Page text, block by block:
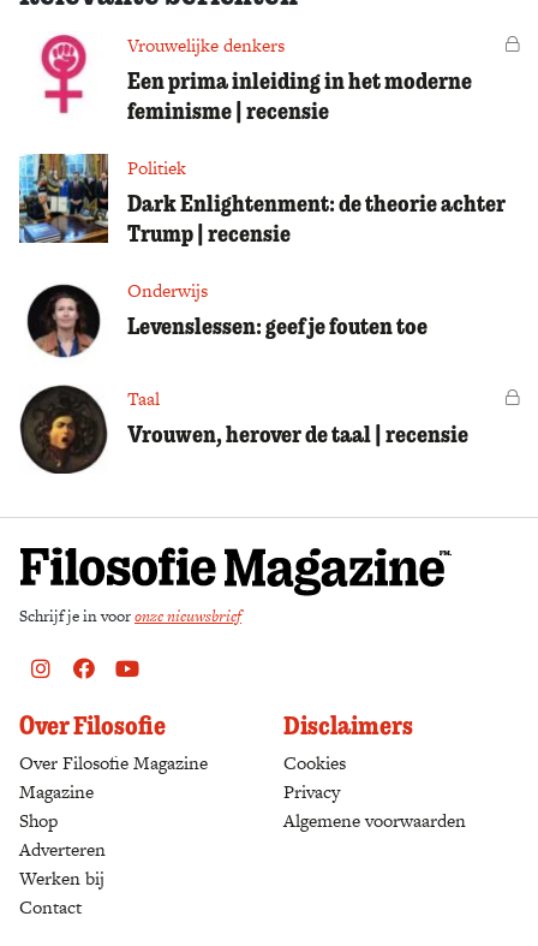
Vrouwelijke denkers
Een prima inleiding in het moderne
feminisme | recensie
Politiek
Dark Enlightenment: de theorie achter
Trump | recensie
Onderwijs
Levenslessen: geef je fouten toe
Taal
Vrouwen, herover de taal | recensie
Schrijf je in vooronze nieuwsbrief
Instagram
FacebookYoutube
Over Filosofie
Over Filosofie Magazine
Magazine
Shop
Adverteren
Werken bij
Contact
Disclaimers
Cookies
Privacy
Algemene voorwaarden